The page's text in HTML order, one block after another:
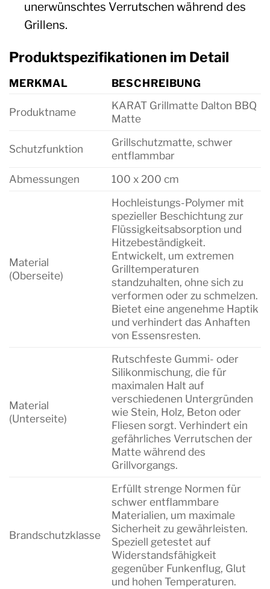
unerwünschtes Verrutschen während des
Grillens.
Produktspezifikationen im Detail
MERKMAL BESCHREIBUNG
Produktname
KARAT Grillmatte Dalton BBQ
Matte
Schutzfunktion
Grillschutzmatte, schwer
entflammbar
Abmessungen
100 x 200 cm
Material
(Oberseite)
Hochleistungs-Polymer mit
spezieller Beschichtung zur
Flüssigkeitsabsorption und
Hitzebeständigkeit.
Entwickelt, um extremen
Grilltemperaturen
standzuhalten, ohne sich zu
verformen oder zu schmelzen.
Bietet eine angenehme Haptik
und verhindert das Anhaften
von Essensresten.
Material
(Unterseite)
Rutschfeste Gummi- oder
Silikonmischung, die für
maximalen Halt auf
verschiedenen Untergründen
wie Stein, Holz, Beton oder
Fliesen sorgt. Verhindert ein
gefährliches Verrutschen der
Matte während des
Grillvorgangs.
Brandschutzklasse
Erfüllt strenge Normen für
schwer entflammbare
Materialien, um maximale
Sicherheit zu gewährleisten.
Speziell getestet auf
Widerstandsfähigkeit
gegenüber Funkenflug, Glut
und hohen Temperaturen.